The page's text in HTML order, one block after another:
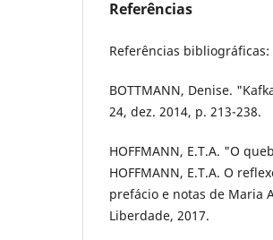
Referências
Referências bibliográficas:
BOTTMANN, Denise.
24, dez. 2014, p. 213-238.
HOFFMANN, E.T.A. "O
HOFFMANN, E.T.A. O
prefácio e notas de Maria
Liberdade, 2017.